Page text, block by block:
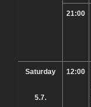
21:00
Saturday
5.7.
12:00